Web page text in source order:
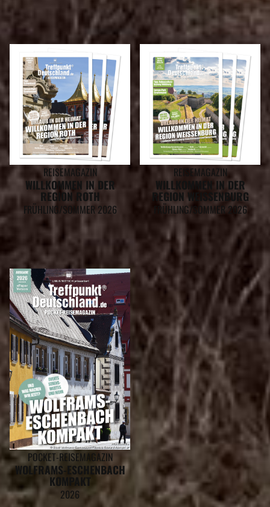
REISEMAGAZIN
WILLKOMMEN IN DER
REGION ROTH
FRÜHLING/SOMMER 2026
REISEMAGAZIN
WILLKOMMEN IN DER
REGION WEISSENBURG
FRÜHLING/SOMMER 2026
POCKET-REISEMAGAZIN
WOLFRAMS-ESCHENBACH
KOMPAKT
2026